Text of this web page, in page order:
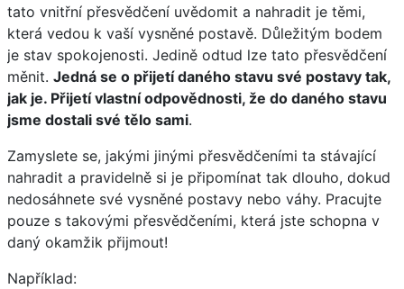
tato vnitřní přesvědčení uvědomit a nahradit je těmi,
která vedou k vaší vysněné postavě. Důležitým bodem
je stav spokojenosti. Jedině odtud lze tato přesvědčení
měnit. Jedná se o přijetí daného stavu své postavy tak,
jak je. Přijetí vlastní odpovědnosti, že do daného stavu
jsme dostali své tělo sami.
Zamyslete se, jakými jinými přesvědčeními ta stávající
nahradit a pravidelně si je připomínat tak dlouho, dokud
nedosáhnete své vysněné postavy nebo váhy. Pracujte
pouze s takovými přesvědčeními, která jste schopna v
daný okamžik přijmout!
Například: